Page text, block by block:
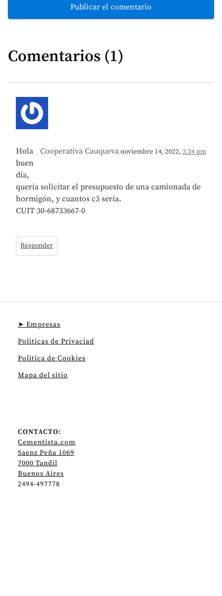
Comentarios (1)
Cooperativa Cauquevanoviembre 14, 2022, 3:34 pm
Hola
buen
día,
quería solicitar el presupuesto de una camionada de
hormigón, y cuantos c3 sería.
CUIT 30-68733667-0
Responder
➤ Empresas
Politicas de Privaciad
Politica de Cookies
Mapa del sitio
CONTACTO:
Cementista.com
Saenz Peña 1069
7000 Tandil
Buenos Aires
2494-497778